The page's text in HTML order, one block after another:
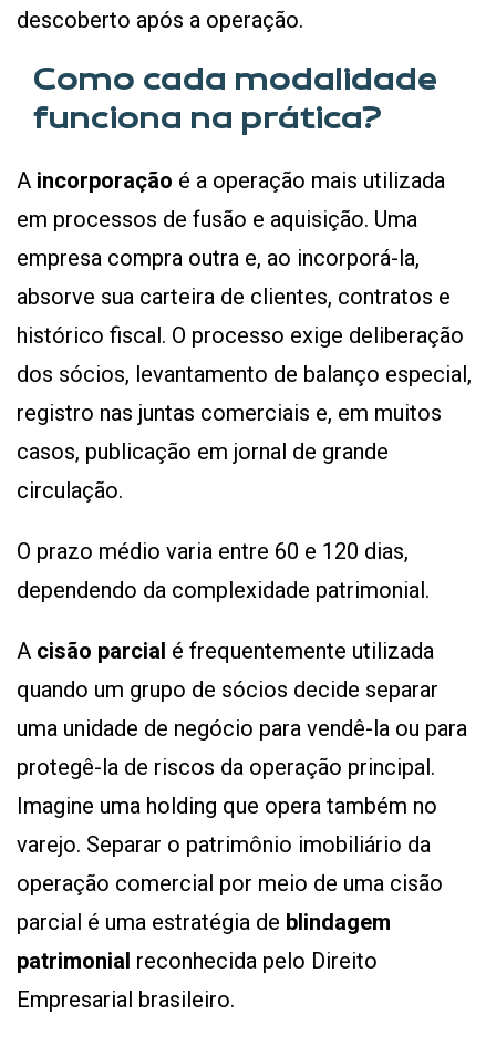
descoberto após a operação.
Como cada modalidade
funciona na prática?
A incorporação é a operação mais utilizada
em processos de fusão e aquisição. Uma
empresa compra outra e, ao incorporá-la,
absorve sua carteira de clientes, contratos e
histórico fiscal. O processo exige deliberação
dos sócios, levantamento de balanço especial,
registro nas juntas comerciais e, em muitos
casos, publicação em jornal de grande
circulação.
O prazo médio varia entre 60 e 120 dias,
dependendo da complexidade patrimonial.
A cisão parcial é frequentemente utilizada
quando um grupo de sócios decide separar
uma unidade de negócio para vendê-la ou para
protegê-la de riscos da operação principal.
Imagine uma holding que opera também no
varejo. Separar o patrimônio imobiliário da
operação comercial por meio de uma cisão
parcial é uma estratégia de blindagem
patrimonial reconhecida pelo Direito
Empresarial brasileiro.